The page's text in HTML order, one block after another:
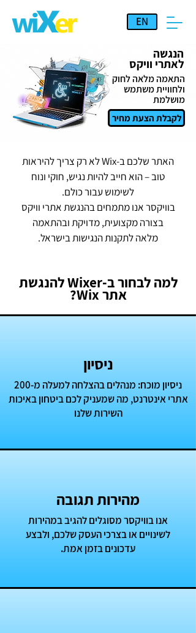
EN
הנגשה
לאתרי וויקס
התאמה מלאה לחוק
ולחוויית משתמש
מושלמת
לקבלת הצעת מחיר
האתר שלכם ב-Wix לא רק צריך להיראות
טוב – הוא חייב להיות נגיש, חוקי ונוח
לשימוש עבור כולם.
בוויקסר אנו מתמחים בהנגשת אתרי וויקס
בצורה מקצועית, מדויקת ובהתאמה
מלאה לתקנות הנגישות בישראל.
למה לבחור ב-Wixer להנגשת
אתר Wix?
ניסיון
ניסיון מוכח: מנהלים בהצלחה למעלה מ-200
אתרי אינטרנט, מה שמעניק לכם ביטחון באיכות
השירות שלנו
מהירות תגובה
אנו בוויקסר מסוגלים להגיב במהירות
לשינויים או בצרכי העסק שלכם, ולבצע
עדכונים בזמן אמת.